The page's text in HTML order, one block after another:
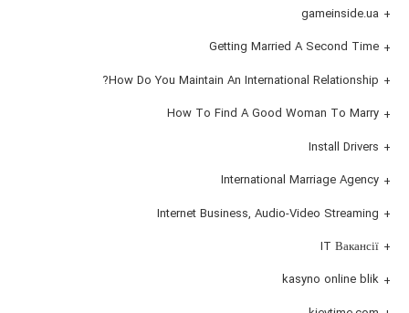
gameinside.ua
Getting Married A Second Time
How Do You Maintain An International Relationship?
How To Find A Good Woman To Marry
Install Drivers
International Marriage Agency
Internet Business, Audio-Video Streaming
IT Вакансії
kasyno online blik